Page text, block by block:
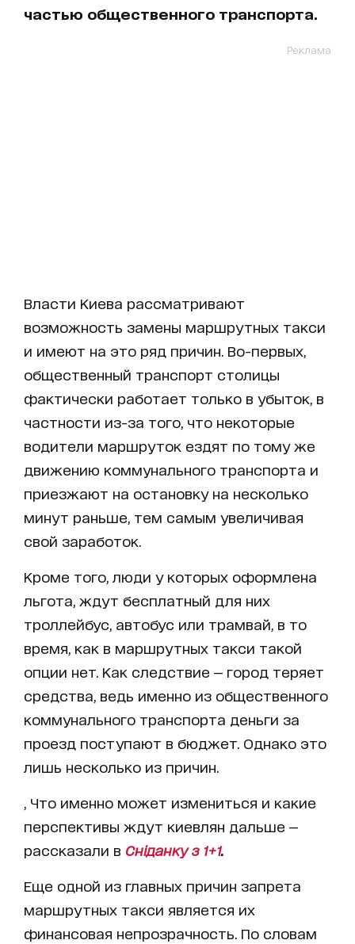
частью общественного транспорта.
Реклама
Власти Киева рассматривают
возможность замены маршрутных такси
и имеют на это ряд причин. Во-первых,
общественный транспорт столицы
фактически работает только в убыток, в
частности из-за того, что некоторые
водители маршруток ездят по тому же
движению коммунального транспорта и
приезжают на остановку на несколько
минут раньше, тем самым увеличивая
свой заработок.
Кроме того, люди у которых оформлена
льгота, ждут бесплатный для них
троллейбус, автобус или трамвай, в то
время, как в маршрутных такси такой
опции нет. Как следствие — город теряет
средства, ведь именно из общественного
коммунального транспорта деньги за
проезд поступают в бюджет. Однако это
лишь несколько из причин.
, Что именно может измениться и какие
перспективы ждут киевлян дальше —
рассказали в Сніданку з 1+1.
Еще одной из главных причин запрета
маршрутных такси является их
финансовая непрозрачность. По словам